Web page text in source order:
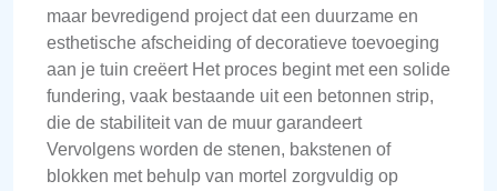
maar bevredigend project dat een duurzame en
esthetische afscheiding of decoratieve toevoeging
aan je tuin creëert Het proces begint met een solide
fundering, vaak bestaande uit een betonnen strip,
die de stabiliteit van de muur garandeert
Vervolgens worden de stenen, bakstenen of
blokken met behulp van mortel zorgvuldig op